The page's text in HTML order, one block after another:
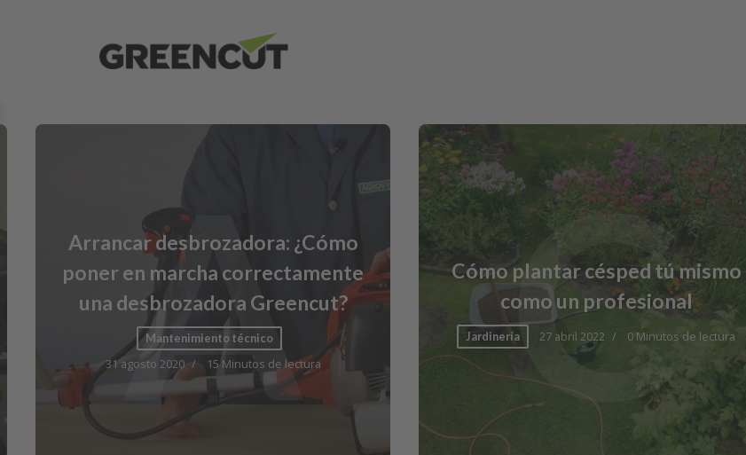
C
Cómo plantar césped tú mismo
como un profesional
27 abril 2022 0 Minutos de lectura ¿
¿Qué plantar en un huerto urbano?
Las mejores opciones para
iniciarte
Jardinería 12 abril 2022